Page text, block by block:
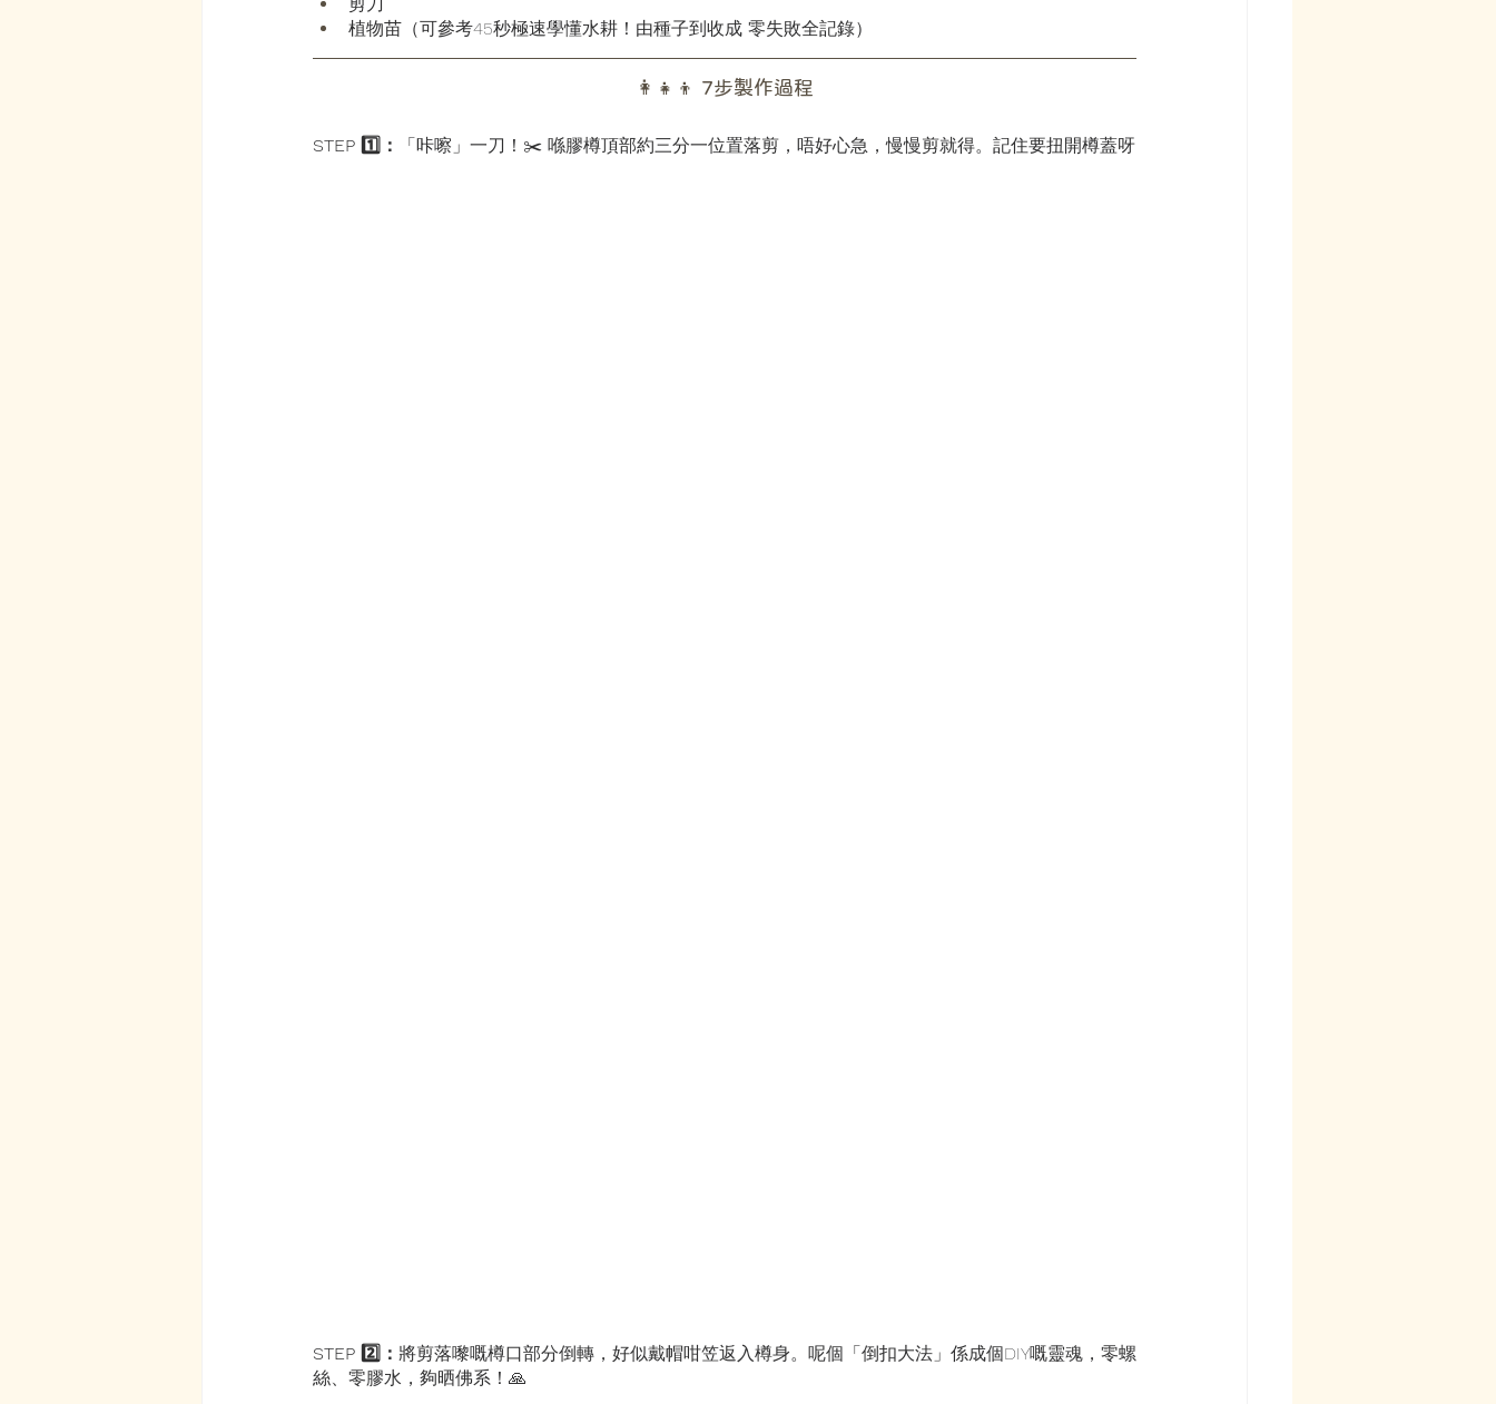
植物苗（可參考45秒極速學懂水耕！由種子到收成 零失敗全記錄）
👩‍👧‍👦 7步製作過程
STEP 1️⃣： 「咔嚓」一刀！✂️ 喺膠樽頂部約三分一位置落剪，唔好心急，慢慢剪就得。記住要扭開樽蓋呀
STEP 2️⃣： 將剪落嚟嘅樽口部分倒轉，好似戴帽咁笠返入樽身。呢個「倒扣大法」係成個DIY嘅靈魂，零螺
絲、零膠水，夠晒佛系！🙏